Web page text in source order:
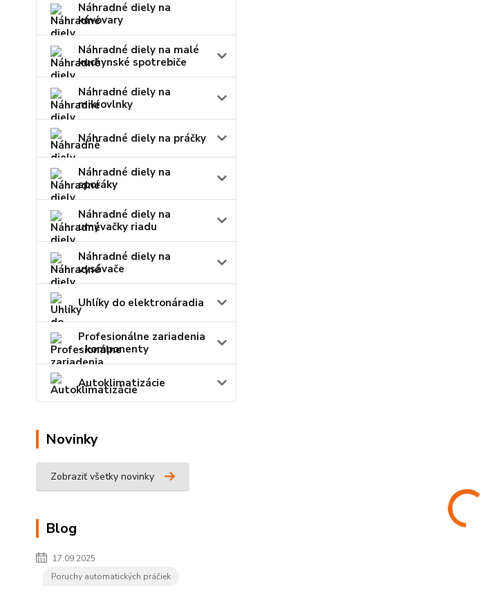
Náhradné diely na
kávovary
Náhradné diely na malé
kuchynské spotrebiče
Náhradné diely na
mikrovlnky
Náhradné diely na práčky
Náhradné diely na
sporáky
Náhradné diely na
umývačky riadu
Náhradné diely na
vysávače
Uhlíky do elektronáradia
Profesionálne zariadenia
- komponenty
Autoklimatizácie
Novinky
Zobraziť všetky novinky
Blog
17.09.2025
Poruchy automatických práčiek